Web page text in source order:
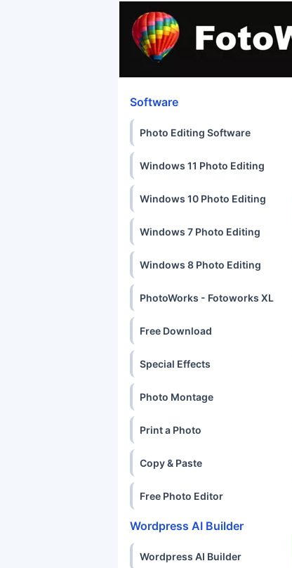
Software
Photo Editing Software
Windows 11 Photo Editing
Windows 10 Photo Editing
Windows 7 Photo Editing
Windows 8 Photo Editing
PhotoWorks - Fotoworks XL
Free Download
Special Effects
Photo Montage
Print a Photo
Copy & Paste
Free Photo Editor
Wordpress AI Builder
Wordpress AI Builder